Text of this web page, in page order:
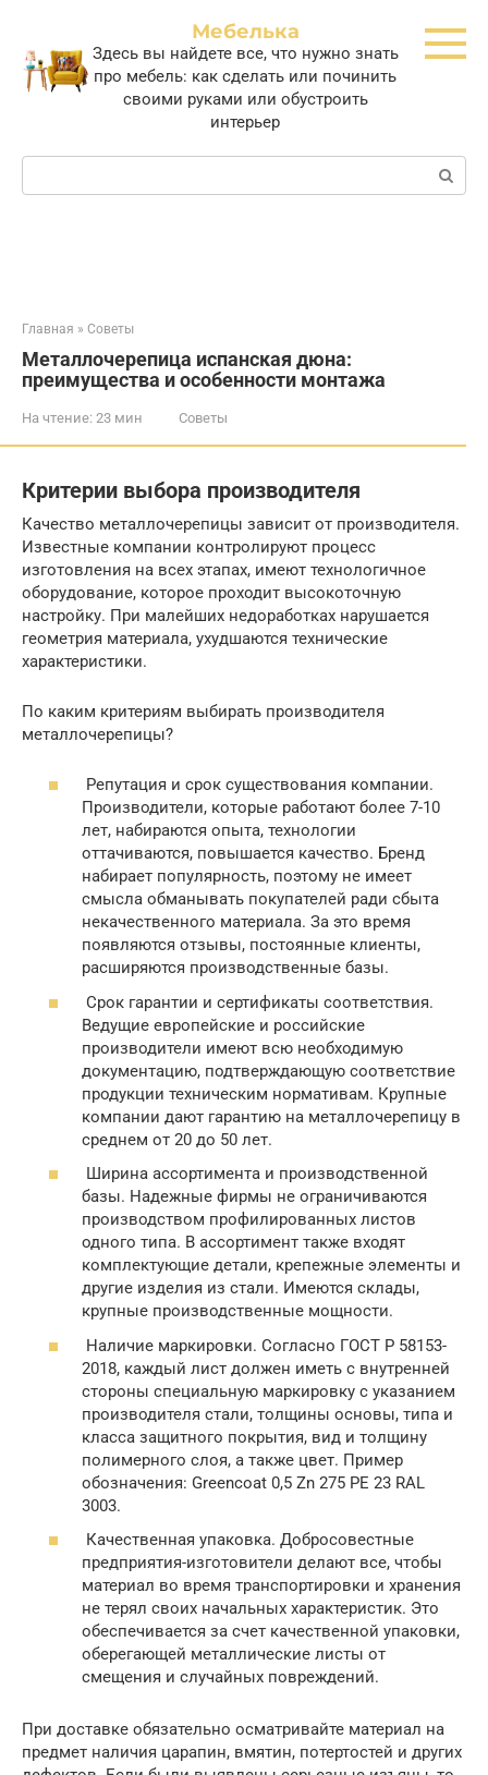
контенту
Мебелька
Здесь вы найдете все, что нужно знать
про мебель: как сделать или починить
своими руками или обустроить
интерьер
Поиск:
Главная » Советы
Металлочерепица испанская дюна:
преимущества и особенности монтажа
На чтение: 23 мин Советы
Критерии выбора производителя
Качество металлочерепицы зависит от производителя.
Известные компании контролируют процесс
изготовления на всех этапах, имеют технологичное
оборудование, которое проходит высокоточную
настройку. При малейших недоработках нарушается
геометрия материала, ухудшаются технические
характеристики.
По каким критериям выбирать производителя
металлочерепицы?
Репутация и срок существования компании.
Производители, которые работают более 7-10
лет, набираются опыта, технологии
оттачиваются, повышается качество. Бренд
набирает популярность, поэтому не имеет
смысла обманывать покупателей ради сбыта
некачественного материала. За это время
появляются отзывы, постоянные клиенты,
расширяются производственные базы.
Срок гарантии и сертификаты соответствия.
Ведущие европейские и российские
производители имеют всю необходимую
документацию, подтверждающую соответствие
продукции техническим нормативам. Крупные
компании дают гарантию на металлочерепицу в
среднем от 20 до 50 лет.
Ширина ассортимента и производственной
базы. Надежные фирмы не ограничиваются
производством профилированных листов
одного типа. В ассортимент также входят
комплектующие детали, крепежные элементы и
другие изделия из стали. Имеются склады,
крупные производственные мощности.
Наличие маркировки. Согласно ГОСТ Р 58153-
2018, каждый лист должен иметь с внутренней
стороны специальную маркировку с указанием
производителя стали, толщины основы, типа и
класса защитного покрытия, вид и толщину
полимерного слоя, а также цвет. Пример
обозначения: Greencoat 0,5 Zn 275 PE 23 RAL
3003.
Качественная упаковка. Добросовестные
предприятия-изготовители делают все, чтобы
материал во время транспортировки и хранения
не терял своих начальных характеристик. Это
обеспечивается за счет качественной упаковки,
оберегающей металлические листы от
смещения и случайных повреждений.
При доставке обязательно осматривайте материал на
предмет наличия царапин, вмятин, потертостей и других